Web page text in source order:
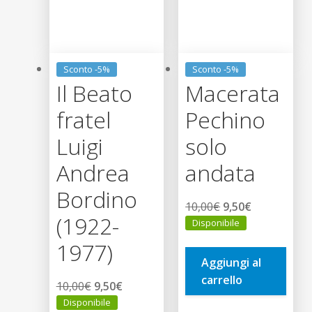
Sconto -5%
Il Beato
fratel
Luigi
Andrea
Bordino
(1922-
1977)
10,00€ Il
prezzo
9,50€Il
Disponibile
Sconto -5%
Macerata
Pechino
solo
andata
10,00€ Il
prezzo
era:
10,00€.
9,50€
è:
Disponibile
Aggiungi al
carrello